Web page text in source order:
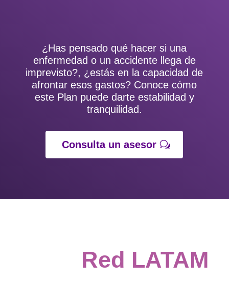
¿Has pensado qué hacer si una
enfermedad o un accidente llega de
imprevisto?, ¿estás en la capacidad de
afrontar esos gastos? Conoce cómo
este Plan puede darte estabilidad y
tranquilidad.
Consulta un asesor
Red LATAM